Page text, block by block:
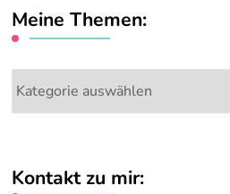
Meine Themen:
Meine
Themen:
Kontakt zu mir: